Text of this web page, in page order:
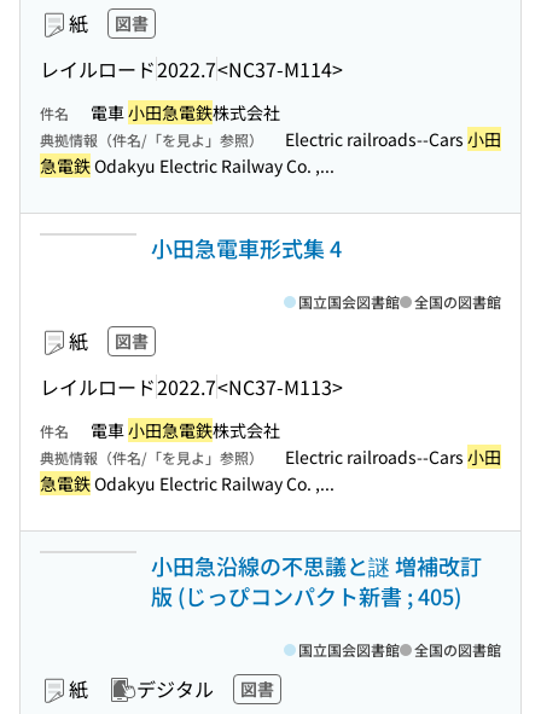
紙 図書
レイルロード2022.7<NC37-M114>
件名 電車小田急電鉄株式会社
典拠情報（件名/「を見よ」参照） Electric railroads--Cars 小田
急電鉄Odakyu Electric Railway Co. ,...
小田急電車形式集 4
紙 図書
レイルロード2022.7<NC37-M113>
国立国会図書館 全国の図書館
件名 電車小田急電鉄株式会社
典拠情報（件名/「を見よ」参照） Electric railroads--Cars 小田
急電鉄Odakyu Electric Railway Co. ,...
小田急沿線の不思議と謎 増補改訂
版 (じっぴコンパクト新書 ; 405)
紙 デジタル 図書
国立国会図書館 全国の図書館